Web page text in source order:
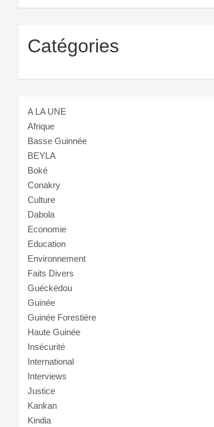
Catégories
A LA UNE
Afrique
Basse Guinnée
BEYLA
Boké
Conakry
Culture
Dabola
Economie
Education
Environnement
Faits Divers
Guéckédou
Guinée
Guinée Forestière
Haute Guinée
Insécurité
International
Interviews
Justice
Kankan
Kindia